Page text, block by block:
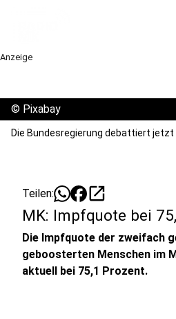
Anzeige
© Pixabay
Die Bundesregierung debattiert jetzt
Teilen: open_in_new
MK: Impfquote bei
Die Impfquote der zweifach
geboosterten Menschen im
aktuell bei 75,1 Prozent.